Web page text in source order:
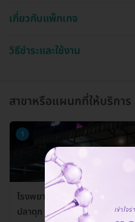
เกี่ยวกับแพ็กเกจ
วิธีชำระและใช้งาน
สาขาหรือแผนกที่ให้บริการ
1
โรงพยาบาลสัตว์ลาดปลาดุก
ปลาดุก